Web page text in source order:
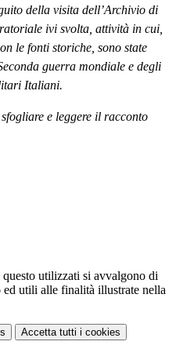
della visita dell’Archivio di
ivi svolta, attività in cui,
le fonti storiche, sono state
guerra mondiale e degli
Italiani.
e leggere il racconto
utilizzati si avvalgono di
ed utili alle finalità illustrate nella
Accetta tutti i cookies